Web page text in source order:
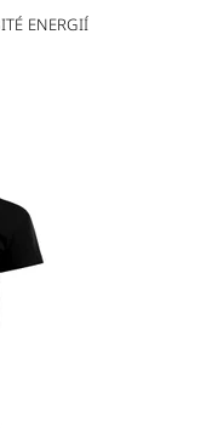
ENERGIÍ